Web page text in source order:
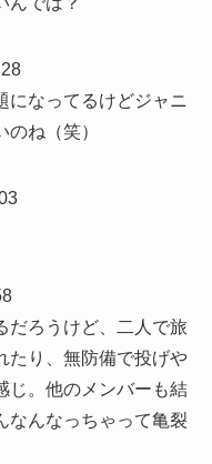
になってるけどジャニ
ね（笑）
だろうけど、二人で旅
たり、無防備で投げや
じ。他のメンバーも結
なんなっちゃって亀裂